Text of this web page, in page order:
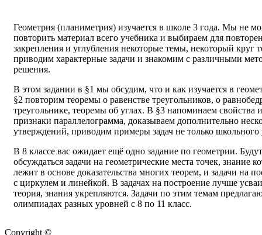
Геометрия (планиметрия) изучается в школе 3 года. Мы не
повторить материал всего учебника и выбираем для
закрепления и углубления некоторые темы, некоторый круг
приводим характерные задачи и знакомим с различными
решения.
В этом задании в §1 мы обсудим, что и как изучается в
§2 повторим теоремы о равенстве треугольников, о
треугольнике, теоремы об углах. В §3 напоминаем свойства и
признаки параллелограмма, доказываем дополнительно
утверждений, приводим примеры задач не только школьного
В 8 классе вас ожидает ещё одно задание по геометрии. Будут
обсуждаться задачи на геометрические места точек, знание
лежит в основе доказательства многих теорем, и задачи на
с циркулем и линейкой. В задачах на построение лучше
теория, знания укрепляются. Задачи по этим темам
олимпиадах разных уровней с 8 по 11 класс.
Copyright ©